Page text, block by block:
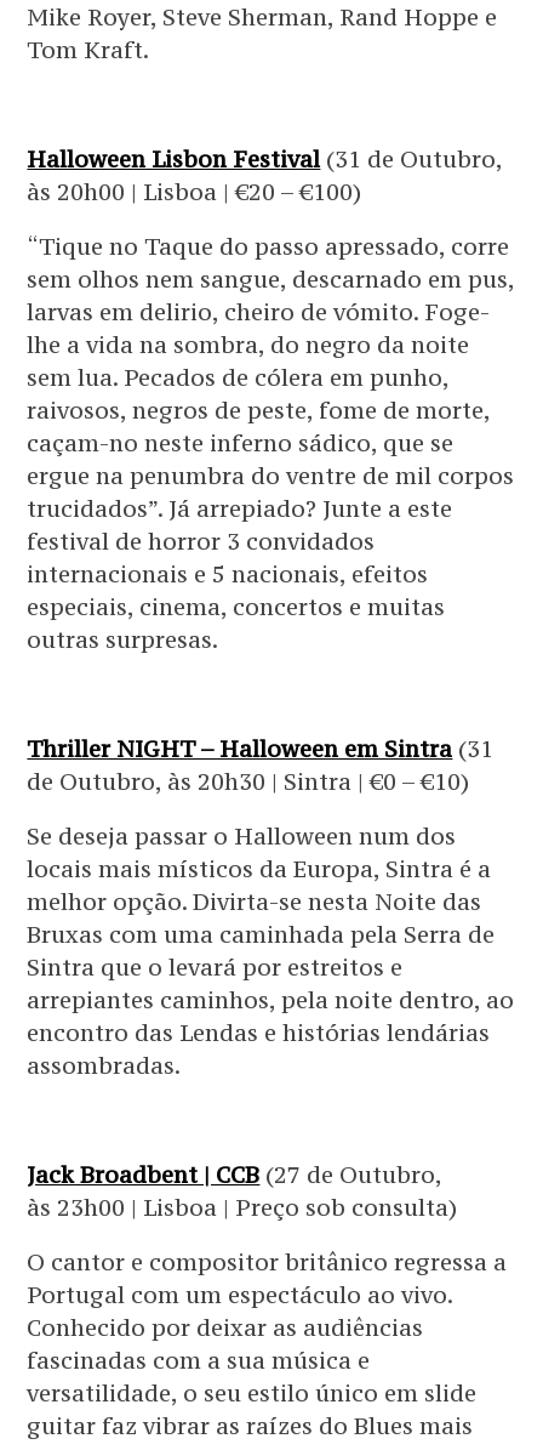
Mike Royer, Steve Sherman, Rand Hoppe e
Tom Kraft.
Halloween Lisbon Festival (31 de Outubro,
às 20h00 | Lisboa | €20 – €100)
“Tique no Taque do passo apressado, corre
sem olhos nem sangue, descarnado em pus,
larvas em delirio, cheiro de vómito. Foge-
lhe a vida na sombra, do negro da noite
sem lua. Pecados de cólera em punho,
raivosos, negros de peste, fome de morte,
caçam-no neste inferno sádico, que se
ergue na penumbra do ventre de mil corpos
trucidados”. Já arrepiado? Junte a este
festival de horror 3 convidados
internacionais e 5 nacionais, efeitos
especiais, cinema, concertos e muitas
outras surpresas.
Thriller NIGHT – Halloween em Sintra (31
de Outubro, às 20h30 | Sintra | €0 – €10)
Se deseja passar o Halloween num dos
locais mais místicos da Europa, Sintra é a
melhor opção. Divirta-se nesta Noite das
Bruxas com uma caminhada pela Serra de
Sintra que o levará por estreitos e
arrepiantes caminhos, pela noite dentro, ao
encontro das Lendas e histórias lendárias
assombradas.
Jack Broadbent | CCB (27 de Outubro,
às 23h00 | Lisboa | Preço sob consulta)
O cantor e compositor britânico regressa a
Portugal com um espectáculo ao vivo.
Conhecido por deixar as audiências
fascinadas com a sua música e
versatilidade, o seu estilo único em slide
guitar faz vibrar as raízes do Blues mais